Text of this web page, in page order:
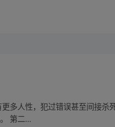
多人性，犯过错误甚至间接杀
第二...